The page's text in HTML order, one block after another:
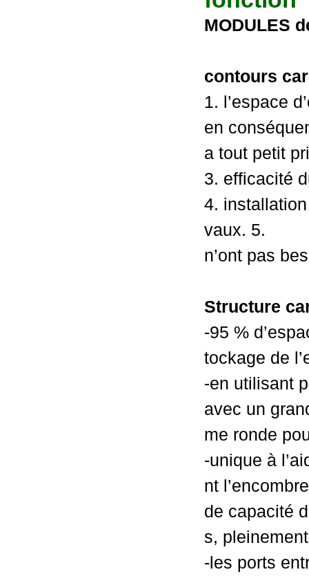
MODULES
contours
1. l’espace
en
a tout petit
3. efficacité
4.
vaux. 5.
n’ont pas
Structure
-95 %
tockage de
-en utilisant
avec un
me ronde
-unique à
nt
de capacité
s,
-les ports